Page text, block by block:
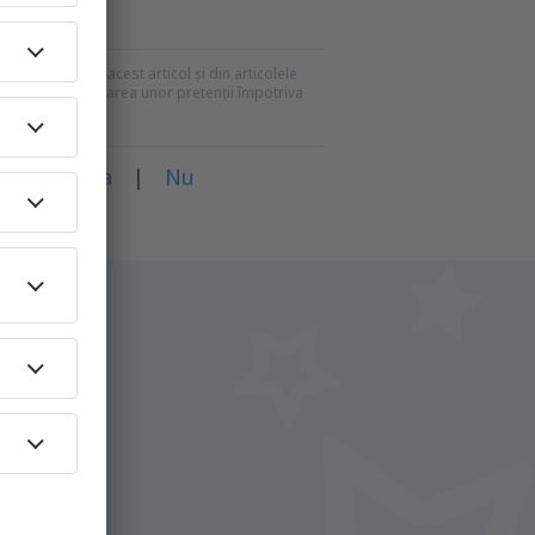
din acest articol și din articolele
pentru formularea unor pretenții împotriva
Da | Nu